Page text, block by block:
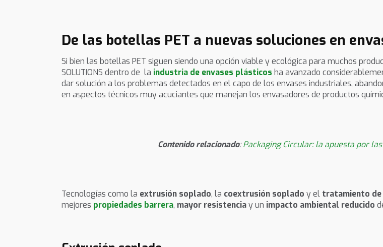
De las botellas PET a nuevas soluciones en
Si bien las botellas PET siguen siendo una opción viable y ecológica para muchos
SOLUTIONS dentro de la industria de envases plásticos ha avanzado
dar solución a los problemas detectados en el capo de los envases industriales,
en aspectos técnicos muy acuciantes que manejan los envasadores de productos
Contenido relacionado:Packaging Circular: la apuesta por
Tecnologías como la extrusión soplado, la coextrusión soplado y el tratamiento de
mejores propiedades barrera, mayor resistenciay un impacto ambiental reducido